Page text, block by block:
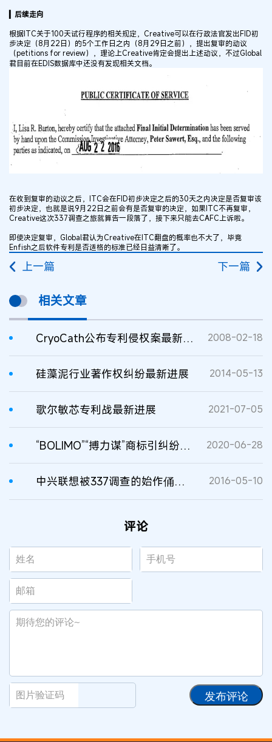
▎后续走向
根据ITC关于100天试行程序的相关规定，Creative可以在行政法官发出FID初
步决定（8月22日）的5个工作日之内（8月29日之前），提出复审的动议
（petitions for review），理论上Creative肯定会提出上述动议，不过Global
君目前在EDIS数据库中还没有发现相关文档。
在收到复审的动议之后，ITC会在FID初步决定之后的30天之内决定是否复审该
初步决定，也就是说9月22日之前会有是否复审的决定，如果ITC不再复审，
Creative这次337调查之旅就算告一段落了，接下来只能去CAFC上诉啦。
即使决定复审，Global君认为Creative在ITC翻盘的概率也不大了，毕竟
Enfish之后软件专利是否适格的标准已经日益清晰了。
上一篇 下一篇
相关文章
CryoCath公布专利侵权案最新进展 2008-02-18
硅藻泥行业著作权纠纷最新进展 2014-05-13
歌尔敏芯专利战最新进展 2021-07-05
“BOLIMO”“搏力谋”商标引纠纷，案件最新进展来了！ 2020-06-28
中兴联想被337调查的始作俑者，这个新加坡公司不简单！ 2016-05-10
评论
发布评论